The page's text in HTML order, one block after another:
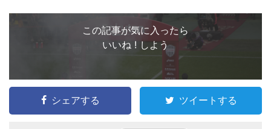
この記事が気に入ったら
いいね ! しよう
シェアする ツイートする